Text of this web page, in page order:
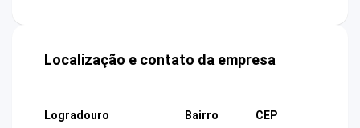
Localização e contato da empresa
Logradouro
Bairro
CEP